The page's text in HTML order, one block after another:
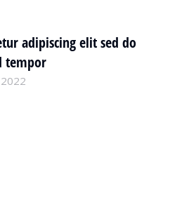
adipiscing elit sed do
tempor